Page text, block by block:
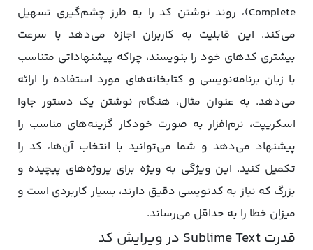
Complete)، روند نوشتن کد را به طرز چشم‌گیری تسهیل
می‌کند. این قابلیت به کاربران اجازه می‌دهد با سرعت
بیشتری کدهای خود را بنویسند، چراکه پیشنهاداتی متناسب
با زبان برنامه‌نویسی و کتابخانه‌های مورد استفاده را ارائه
می‌دهد. به عنوان مثال، هنگام نوشتن یک دستور جاوا
اسکریپت، نرم‌افزار به صورت خودکار گزینه‌های مناسب را
پیشنهاد می‌دهد و شما می‌توانید با انتخاب آن‌ها، کد را
تکمیل کنید. این ویژگی به ویژه برای پروژه‌های پیچیده و
بزرگ که نیاز به کدنویسی دقیق دارند، بسیار کاربردی است و
میزان خطا را به حداقل می‌رساند.
قدرت Sublime Text در ویرایش کد